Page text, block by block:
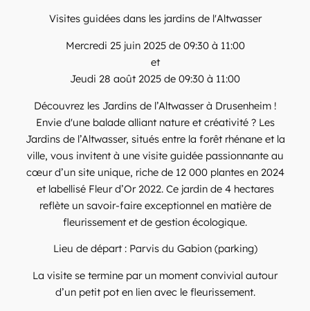
Visites guidées dans les jardins de l'Altwasser
Mercredi 25 juin 2025 de 09:30 à 11:00
et
Jeudi 28 août 2025 de 09:30 à 11:00
Découvrez les Jardins de l’Altwasser à Drusenheim !
Envie d'une balade alliant nature et créativité ? Les
Jardins de l’Altwasser, situés entre la forêt rhénane et la
ville, vous invitent à une visite guidée passionnante au
cœur d’un site unique, riche de 12 000 plantes en 2024
et labellisé Fleur d’Or 2022. Ce jardin de 4 hectares
reflète un savoir-faire exceptionnel en matière de
fleurissement et de gestion écologique.
Lieu de départ : Parvis du Gabion (parking)
La visite se termine par un moment convivial autour
d’un petit pot en lien avec le fleurissement.